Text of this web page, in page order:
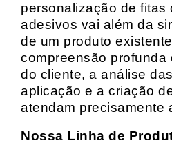
personalização de fitas
adesivos vai além da
de um produto
compreensão profunda
do cliente, a análise
aplicação e a criação
atendam precisamente
Nossa Linha de